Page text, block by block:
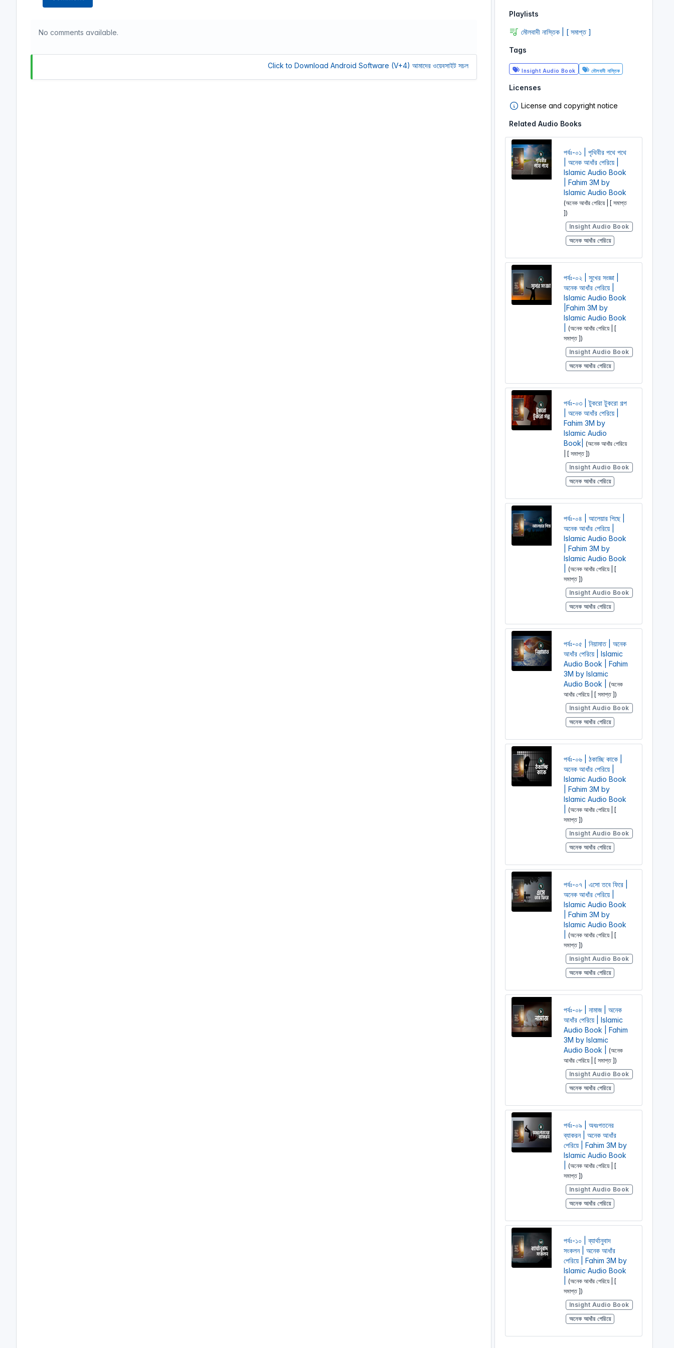
No comments available.
Click to Download Android Software (V+4) আমাদের ওয়েবসাইট সচল রাখতে আমাদের অর্থ সাহায্য করুন। আমরা একটি অলাভজনক ওয়েবসাইট, আমরা ওয়েবসাইট
Playlists
মৌলবাদী নাস্তিক | [ সমাপ্ত ]
Tags
Insight Audio Book মৌলবাদী নাস্তিক
Licenses
License and copyright notice
Related Audio Books
পর্বঃ-০১ | পৃথিবীর পথে পথে
| অনেক আধাঁর পেরিয়ে |
Islamic Audio Book
| Fahim 3M by
Islamic Audio Book
(অনেক আধাঁর পেরিয়ে | [ সমাপ্ত
])
Insight Audio Book
অনেক আধাঁর পেরিয়ে
পর্বঃ-০২ | সুখের সংজ্ঞা |
অনেক আধাঁর পেরিয়ে |
Islamic Audio Book
|Fahim 3M by
Islamic Audio Book
(অনেক আধাঁর পেরিয়ে | [
সমাপ্ত ])
Insight Audio Book
অনেক আধাঁর পেরিয়ে
পর্বঃ-০৩ | টুকরো টুকরো গল্প
| অনেক আধাঁর পেরিয়ে |
Fahim 3M by
Islamic Audio
Book|
(অনেক আধাঁর পেরিয়ে
| [ সমাপ্ত ])
Insight Audio Book
অনেক আধাঁর পেরিয়ে
পর্বঃ-০৪ | আলেয়ার পিছে |
অনেক আধাঁর পেরিয়ে |
Islamic Audio Book
| Fahim 3M by
Islamic Audio Book
(অনেক আধাঁর পেরিয়ে | [
সমাপ্ত ])
Insight Audio Book
অনেক আধাঁর পেরিয়ে
পর্বঃ-০৫ | নিয়ামাত | অনেক
আধাঁর পেরিয়ে | Islamic
Audio Book | Fahim
3M by Islamic
Audio Book |
(অনেক
আধাঁর পেরিয়ে | [ সমাপ্ত ])
Insight Audio Book
অনেক আধাঁর পেরিয়ে
পর্বঃ-০৬ | ঠকাচ্ছি কাকে |
অনেক আধাঁর পেরিয়ে |
Islamic Audio Book
| Fahim 3M by
Islamic Audio Book
(অনেক আধাঁর পেরিয়ে | [
সমাপ্ত ])
Insight Audio Book
অনেক আধাঁর পেরিয়ে
পর্বঃ-০৭ | এসো তবে ফিরে |
অনেক আধাঁর পেরিয়ে |
Islamic Audio Book
| Fahim 3M by
Islamic Audio Book
(অনেক আধাঁর পেরিয়ে | [
সমাপ্ত ])
Insight Audio Book
অনেক আধাঁর পেরিয়ে
পর্বঃ-০৮ | নামাজ | অনেক
আধাঁর পেরিয়ে | Islamic
Audio Book | Fahim
3M by Islamic
Audio Book |
(অনেক
আধাঁর পেরিয়ে | [ সমাপ্ত ])
Insight Audio Book
অনেক আধাঁর পেরিয়ে
পর্বঃ-০৯ | অধঃপতনের
ব্যাকরন | অনেক আধাঁর
পেরিয়ে | Fahim 3M by
Islamic Audio Book
(অনেক আধাঁর পেরিয়ে | [
সমাপ্ত ])
Insight Audio Book
অনেক আধাঁর পেরিয়ে
পর্বঃ-১০ | ব্যার্থানুবাদ
সংকলন | অনেক আধাঁর
পেরিয়ে | Fahim 3M by
Islamic Audio Book
(অনেক আধাঁর পেরিয়ে | [
সমাপ্ত ])
Insight Audio Book
অনেক আধাঁর পেরিয়ে